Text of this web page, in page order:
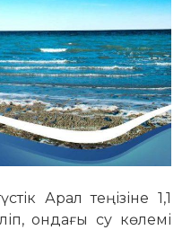
Арал теңізіне 1,1
ондағы су көлемі